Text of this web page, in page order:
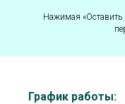
Нажимая «Оставить
График работы: